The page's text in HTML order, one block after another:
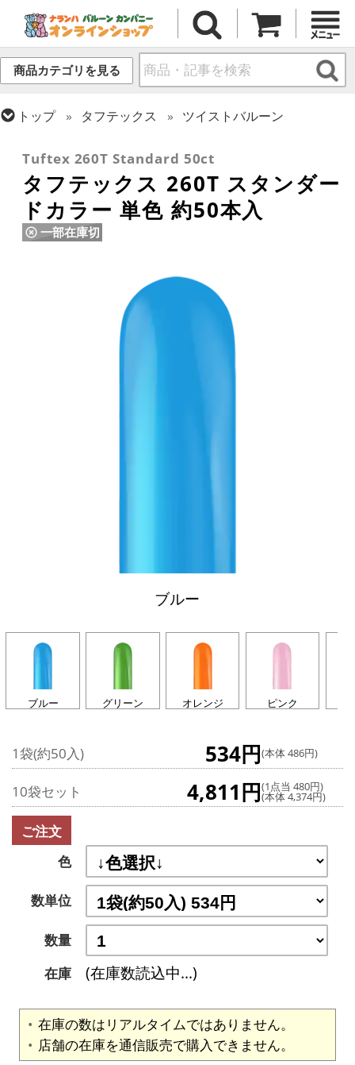
商品カテゴリを見る
トップ タフテックス
ツイストバルーン
Tuftex 260T Standard 50ct
タフテックス 260T スタンダー
ドカラー 単色 約50本入
一部在庫切
ブルー
ブルー グリーン オレンジ ピンク
1袋(約50入) 534円(本体 486円)
10袋セット 4,811円(1点当 480円)
(本体 4,374円)
ご注文
色
数単位
数量
在庫
(在庫数読込中...)
在庫の数はリアルタイムではありません。
店舗の在庫を通信販売で購入できません。